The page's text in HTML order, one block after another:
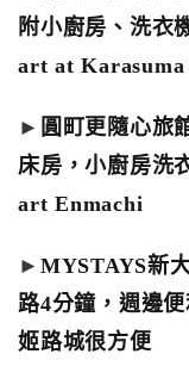
附小廚房、洗衣
art at Karasuma
► 圓町更隨心旅
床房，小廚房洗
art Enmachi
► MYSTAYS新
路4分鐘，週邊
姬路城很方便